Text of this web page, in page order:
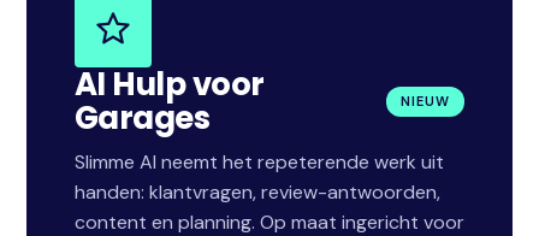
AI Hulp voor
Garages NIEUW
Slimme AI neemt het repeterende werk uit
handen: klantvragen, review-antwoorden,
content en planning. Op maat ingericht voor